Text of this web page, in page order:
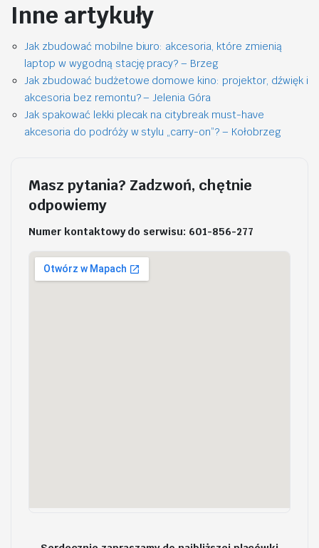
Inne artykuły
Jak zbudować mobilne biuro: akcesoria, które zmienią
laptop w wygodną stację pracy? – Brzeg
Jak zbudować budżetowe domowe kino: projektor, dźwięk i
akcesoria bez remontu? – Jelenia Góra
Jak spakować lekki plecak na citybreak must-have
akcesoria do podróży w stylu „carry-on”? – Kołobrzeg
Masz pytania? Zadzwoń, chętnie
odpowiemy
Numer kontaktowy do serwisu: 601-856-277